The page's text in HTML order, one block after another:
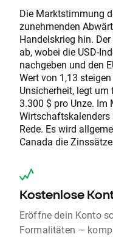
Die Marktstimmung
zunehmenden
Handelskrieg hin.
ab, wobei die USD-
nachgeben und den
Wert von 1,13
Unsicherheit, legt
3.300 $ pro Unze. Im
Wirtschaftskalenders
Rede. Es wird
Canada die
Kostenlose
Eröffne dein Konto
Formalitäten —